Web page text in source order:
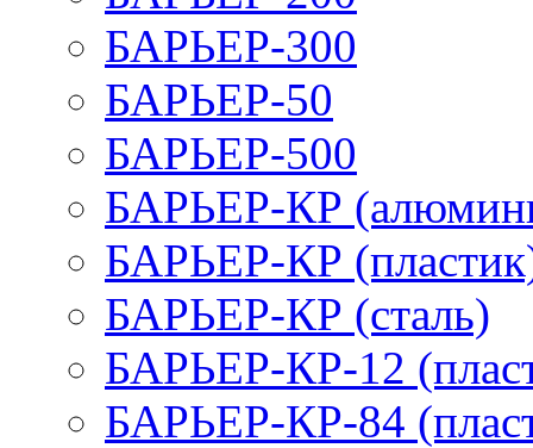
БАРЬЕР-300
БАРЬЕР-50
БАРЬЕР-500
БАРЬЕР-КР
БАРЬЕР-КР
БАРЬЕР-КР (сталь)
БАРЬЕР-КР-12
БАРЬЕР-КР-84